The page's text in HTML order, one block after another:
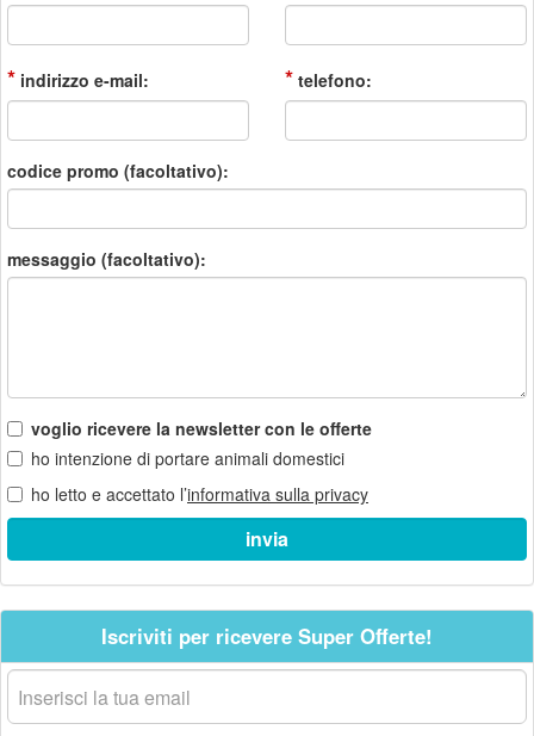
* indirizzo e-mail: * telefono:
codice promo (facoltativo):
messaggio (facoltativo):
voglio ricevere la newsletter con le offerte
ho intenzione di portare animali domestici
ho letto e accettato l’informativa sulla privacy
Iscriviti per ricevere Super Offerte!
La
tua
email